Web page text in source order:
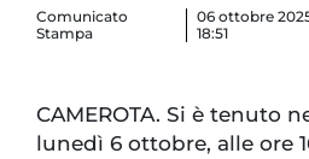
Comunicato
Stampa
06 ottobre
18:51
CAMEROTA. Si è tenuto
lunedì 6 ottobre, alle ore